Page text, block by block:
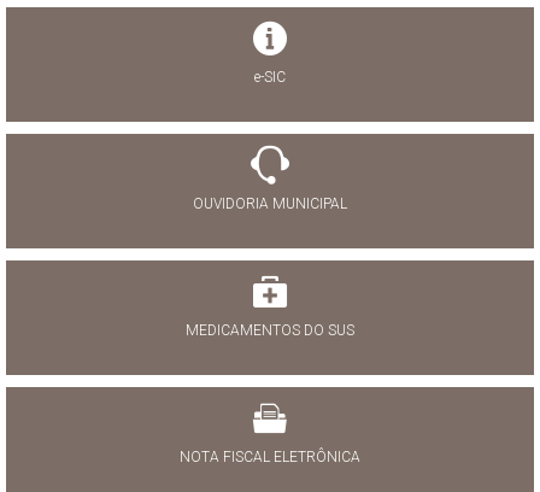
e-SIC
OUVIDORIA MUNICIPAL
MEDICAMENTOS DO SUS
NOTA FISCAL ELETRÔNICA